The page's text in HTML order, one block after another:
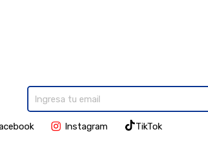
Instagram TikTok